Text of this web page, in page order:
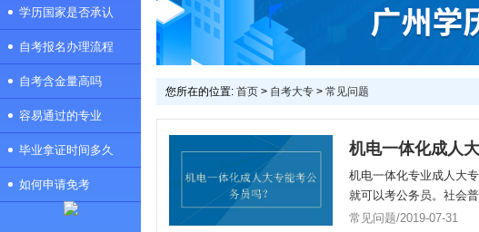
您所在的位置: 首页 > 自考大专 > 常见问题
机电一体化成人
机电一体化专业成人大
就可以考公务员。社会
常见问题/2019-07-31
学历国家是否承认
自考报名办理流程
自考含金量高吗
容易通过的专业
毕业拿证时间多久
如何申请免考